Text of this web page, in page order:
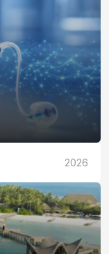
2026